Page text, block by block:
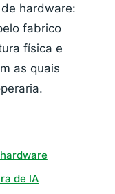
hardware:
fabrico
física e
as quais
de IA